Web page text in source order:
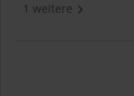
1 weitere